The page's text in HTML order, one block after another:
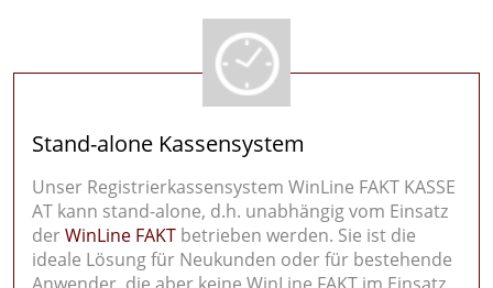
Stand-alone Kassensystem
Unser Registrierkassensystem WinLine FAKT KASSE
AT kann stand-alone, d.h. unabhängig vom Einsatz
derWinLine FAKT betrieben werden. Sie ist die
ideale Lösung für Neukunden oder für bestehende
Anwender, die aber keine WinLine FAKT im Einsatz